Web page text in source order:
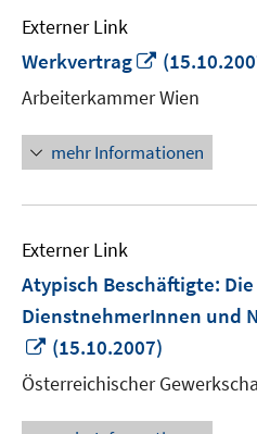
Externer Link
Werkvertrag
In
neuem
Fenster
öffnen
Arbeiterkammer Wien
mehr Informationen
Externer Link
Atypisch Beschäftigte:
DienstnehmerInnen und
In
neuem
Fenster
öffnen
(15.10.2007)
Österreichischer